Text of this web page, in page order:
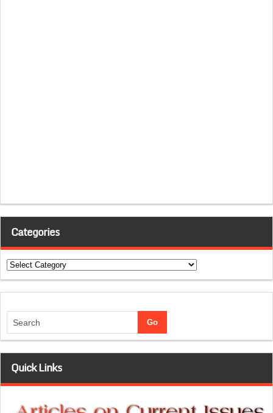
Categories
Categories
Quick Links